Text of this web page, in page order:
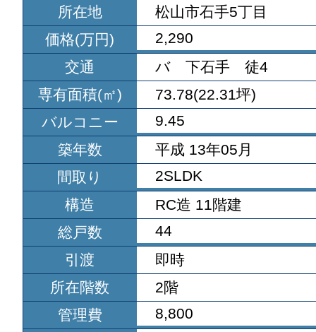
所在地
松山市石手5丁目
価格(万円)
2,290
交通
バ 下石手 徒4
専有面積(㎡)
73.78(22.31坪)
バルコニー
9.45
築年数
平成 13年05月
間取り
2SLDK
構造
RC造 11階建
総戸数
44
引渡
即時
所在階数
2階
管理費
8,800